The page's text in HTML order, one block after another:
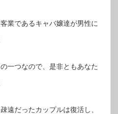
業であるキャバ嬢達が男性に
一つなので、是非ともあなた
遠だったカップルは復活し、